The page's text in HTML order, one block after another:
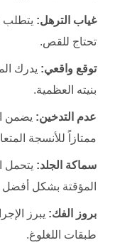
غياب الترهل: يتطلب
تحتاج للقص.
توقع واقعي: يدرك
بنيته العظمية.
عدم التدخين: يضمن
ممتازاً للأنسجة
سماكة الجلد: يتحمل
المؤقتة بشكل أفضل
بروز الفك: يبرز
طبقات اللغلوغ.